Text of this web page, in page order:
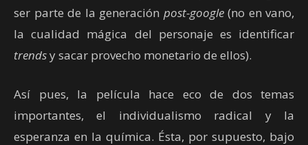
ser parte de la generación post-google(no en vano,
la cualidad mágica del personaje es identificar
trendsy sacar provecho monetario de ellos).
Así pues, la película hace eco de dos temas
importantes, el individualismo radical y la
esperanza en la química. Ésta, por supuesto, bajo